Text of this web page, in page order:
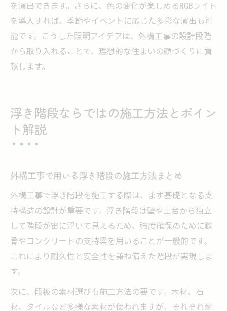
を演出できます。さらに、色の変化が楽しめるRGBライト
を導入すれば、季節やイベントに応じた多彩な演出も可
能です。こうした照明アイデアは、外構工事の設計段階
から取り入れることで、理想的な住まいの顔づくりに貢
献します。
浮き階段ならではの施工方法とポイン
ト解説
外構工事で用いる浮き階段の施工方法まとめ
外構工事で浮き階段を施工する際は、まず基礎となる支
持構造の設計が重要です。浮き階段は壁や土台から独立
して階段が宙に浮いて見えるため、強度確保のために鉄
骨やコンクリートの支持梁を用いることが一般的です。
これにより耐久性と安全性を兼ね備えた階段が実現しま
す。
次に、段板の素材選びも施工方法の要です。木材、石
材、タイルなど多様な素材が使われますが、それぞれ耐